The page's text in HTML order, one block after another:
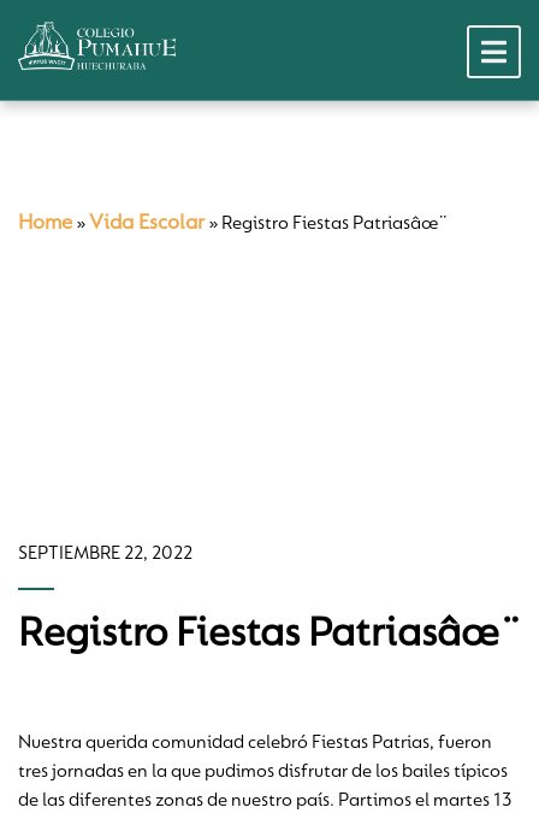
Home » Vida Escolar» Registro Fiestas Patriasâœ¨
SEPTIEMBRE 22, 2022
Registro Fiestas Patriasâœ¨
Nuestra querida comunidad celebró Fiestas Patrias, fueron
tres jornadas en la que pudimos disfrutar de los bailes típicos
de las diferentes zonas de nuestro país. Partimos el martes 13